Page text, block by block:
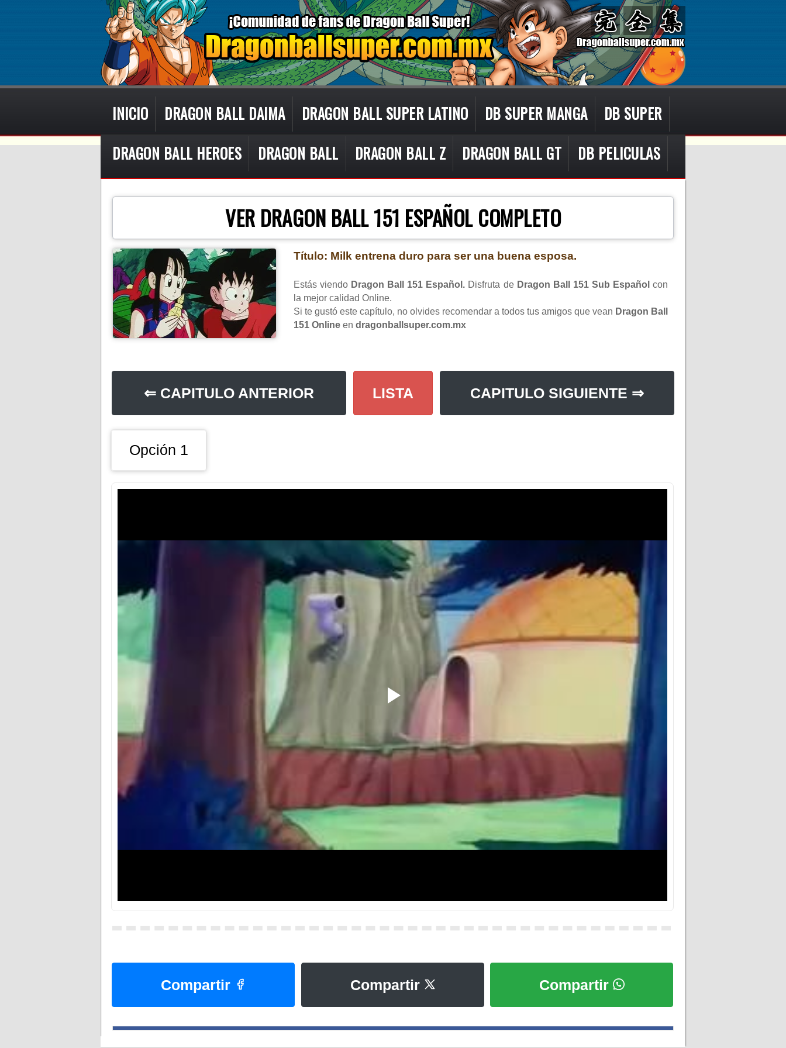
INICIO DRAGON BALL DAIMA DRAGON BALL SUPER LATINO DB SUPER MANGA
DB SUPER
DRAGON BALL HEROES
DRAGON BALL DRAGON BALL Z DRAGON BALL GT
DB PELICULAS
CON TECNOLOGÍA DEBLOGGER.
VER DRAGON BALL 151 ESPAÑOL COMPLETO
Título: Milk entrena duro para ser una buena esposa.
Estás viendo Dragon Ball 151 Español. Disfruta de Dragon Ball 151 Sub Español con
la mejor calidad Online.
Si te gustó este capítulo, no olvides recomendar a todos tus amigos que vean Dragon Ball
151 Online en dragonballsuper.com.mx
⇐ CAPITULO ANTERIOR LISTA CAPITULO SIGUIENTE ⇒
Opción 1
Compartir Compartir Compartir